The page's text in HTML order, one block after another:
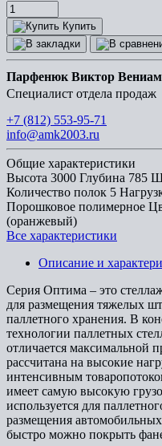
Купить
Парфенюк Виктор
Специалист отдела продаж
+7 (812) 553-95-71
info@amk2003.ru
Общие характеристики
Высота 3000 Глубина 785
Количество полок 5
Порошковое полимерное
(оранжевый)
Все характеристики
Описание и
Серия Оптима – это
для размещения тяжелых
паллетного хранения. В
технологии паллетных
отличается максимальной
рассчитана на высокие
интенсивным
имеет самую высокую
используется для
размещения
быстро можно покрыть